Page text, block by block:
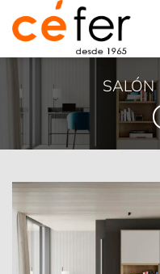
SALÓN